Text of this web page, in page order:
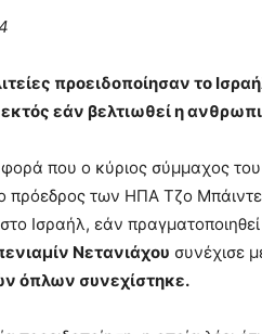
προειδοποίησαν το
εκτός εάν βελτιωθεί η
που ο κύριος σύμμαχος του
των ΗΠΑ Τζο
Ισραήλ, εάν
Νετανιάχου συνέχισε
όπλων συνεχίστηκε.